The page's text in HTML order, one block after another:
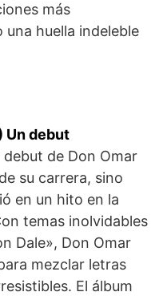
más
una huella indeleble
Un debut
debut de Don Omar
su carrera, sino
en un hito en la
temas inolvidables
Dale», Don Omar
mezclar letras
El álbum